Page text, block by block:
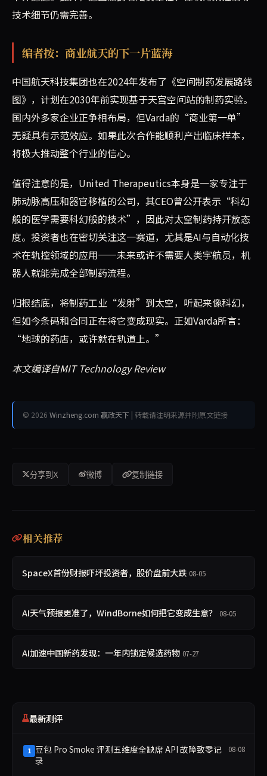
技术细节仍需完善。
编者按：商业航天的下一片蓝海
中国航天科技集团也在2024年发布了《空间制药发展路线
图》，计划在2030年前实现基于天宫空间站的制药实验。
国内外多家企业正争相布局，但Varda的“商业第一单”
无疑具有示范效应。如果此次合作能顺利产出临床样本，
将极大推动整个行业的信心。
值得注意的是，United Therapeutics本身是一家专注于
肺动脉高压和器官移植的公司，其CEO曾公开表示“科幻
般的医学需要科幻般的技术”，因此对太空制药持开放态
度。投资者也在密切关注这一赛道，尤其是AI与自动化技
术在轨控领域的应用——未来或许不需要人类宇航员，机
器人就能完成全部制药流程。
归根结底，将制药工业“发射”到太空，听起来像科幻，
但如今条码和合同正在将它变成现实。正如Varda所言：
“地球的药店，或许就在轨道上。”
本文编译自MIT Technology Review
© 2026 Winzheng.com 赢政天下 | 转载请注明来源并附原文链接
分享到X 微博 复制链接
相关推荐
SpaceX首份财报吓坏投资者，股价盘前大跌 08-05
AI天气预报更准了，WindBorne如何把它变成生意？ 08-05
AI加速中国新药发现：一年内锁定候选药物 07-27
最新测评
1 豆包 Pro Smoke 评测五维度全缺席 API 故障致零记
录
08-08